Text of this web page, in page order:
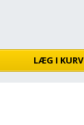
LÆG I KURV